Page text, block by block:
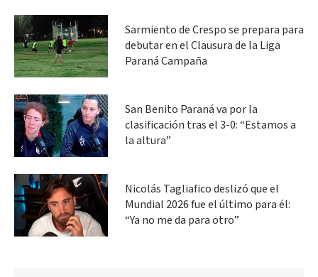
Sarmiento de Crespo se prepara para
debutar en el Clausura de la Liga
Paraná Campaña
San Benito Paraná va por la
clasificación tras el 3-0: “Estamos a
la altura”
Nicolás Tagliafico deslizó que el
Mundial 2026 fue el último para él:
“Ya no me da para otro”